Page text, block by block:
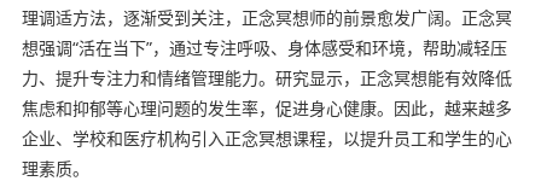
理调适方法，逐渐受到关注，正念冥想师的前景愈发广阔。正念冥
想强调“活在当下”，通过专注呼吸、身体感受和环境，帮助减轻压
力、提升专注力和情绪管理能力。研究显示，正念冥想能有效降低
焦虑和抑郁等心理问题的发生率，促进身心健康。因此，越来越多
企业、学校和医疗机构引入正念冥想课程，以提升员工和学生的心
理素质。